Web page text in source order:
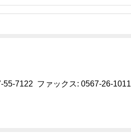
55-7122 ファックス: 0567-26-1011